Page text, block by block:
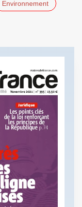
Environnement